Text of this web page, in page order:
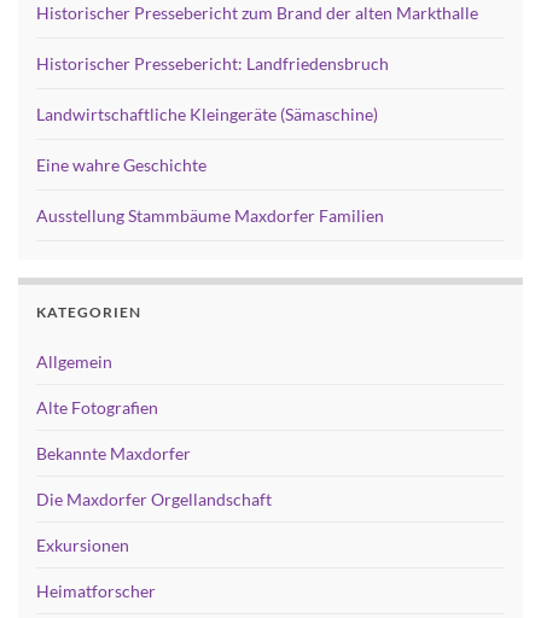
Historischer Pressebericht zum Brand der alten Markthalle
Historischer Pressebericht: Landfriedensbruch
Landwirtschaftliche Kleingeräte (Sämaschine)
Eine wahre Geschichte
Ausstellung Stammbäume Maxdorfer Familien
KATEGORIEN
Allgemein
Alte Fotografien
Bekannte Maxdorfer
Die Maxdorfer Orgellandschaft
Exkursionen
Heimatforscher